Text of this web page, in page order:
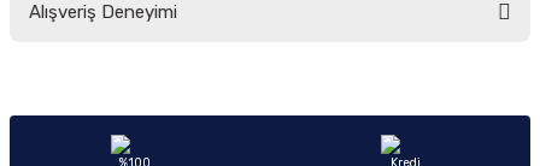
yetersiz gördüğünüz noktaları öneri formunu kullanarak tarafımıza
Ürün açıklamasında eksik bilgiler bulunuyor.
Alışveriş Deneyimi
Sitemize ilk yorumu siz yapın!